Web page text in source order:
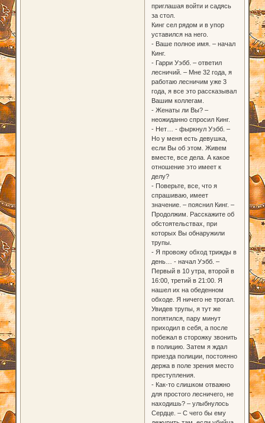
приглашая войти и садясь
за стол.
Кинг сел рядом и в упор
уставился на него.
- Ваше полное имя. – начал
Кинг.
- Гарри Уэбб. – ответил
лесничий. – Мне 32 года, я
работаю лесничим уже 3
года, я все это рассказывал
Вашим коллегам.
- Женаты ли Вы? –
неожиданно спросил Кинг.
- Нет… - фыркнул Уэбб. –
Но у меня есть девушка,
если Вы об этом. Живем
вместе, все дела. А какое
отношение это имеет к
делу?
- Поверьте, все, что я
спрашиваю, имеет
значение. – пояснил Кинг. –
Продолжим. Расскажите об
обстоятельствах, при
которых Вы обнаружили
трупы.
- Я провожу обход трижды в
день… - начал Уэбб. –
Первый в 10 утра, второй в
16:00, третий в 21:00. Я
нашел их на обеденном
обходе. Я ничего не трогал.
Увидев трупы, я тут же
попятился, пару минут
приходил в себя, а после
побежал в сторожку звонить
в полицию. Затем я ждал
приезда полиции, постоянно
держа в поле зрения место
преступления.
- Как-то слишком отважно
для простого лесничего, не
находишь? – улыбнулось
Сердце. – С чего бы ему